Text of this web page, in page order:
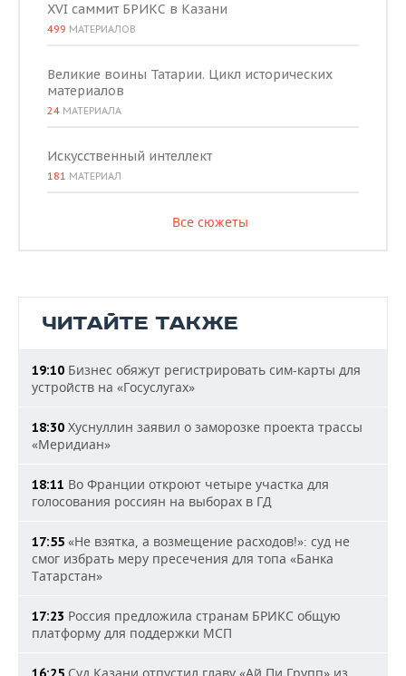
XVI саммит БРИКС в Казани
499 МАТЕРИАЛОВ
Великие воины Татарии. Цикл исторических
материалов
24 МАТЕРИАЛА
Искусственный интеллект
181 МАТЕРИАЛ
Все сюжеты
ЧИТАЙТЕ ТАКЖЕ
19:10 Бизнес обяжут регистрировать сим-карты для
устройств на «Госуслугах»
18:30 Хуснуллин заявил о заморозке проекта трассы
«Меридиан»
18:11 Во Франции откроют четыре участка для
голосования россиян на выборах в ГД
17:55 «Не взятка, а возмещение расходов!»: суд не
смог избрать меру пресечения для топа «Банка
Татарстан»
17:23 Россия предложила странам БРИКС общую
платформу для поддержки МСП